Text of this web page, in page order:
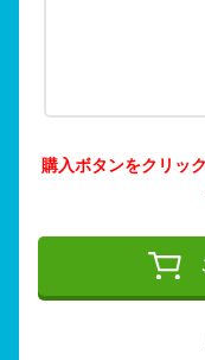
購入ボタンをクリッ